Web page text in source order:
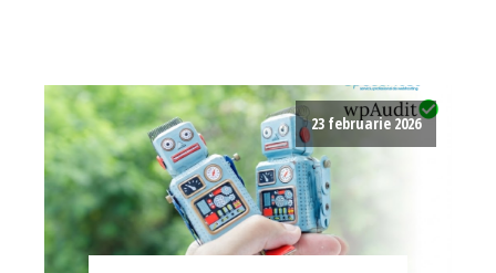
23 februarie 2026